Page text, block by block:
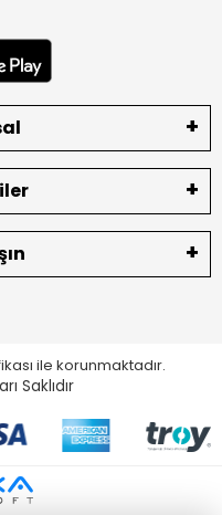
ile korunmaktadır.
Saklıdır